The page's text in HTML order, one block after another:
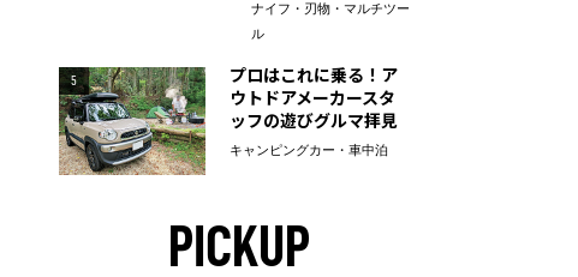
ナイフ・刃物・マルチツー
ル
5
プロはこれに乗る！ア
ウトドアメーカースタ
ッフの遊びグルマ拝見
キャンピングカー・車中泊
PICKUP